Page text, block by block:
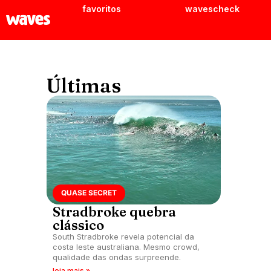
favoritos wavescheck
Últimas
QUASE SECRET
Stradbroke quebra
clássico
South Stradbroke revela potencial da
costa leste australiana. Mesmo crowd,
qualidade das ondas surpreende.